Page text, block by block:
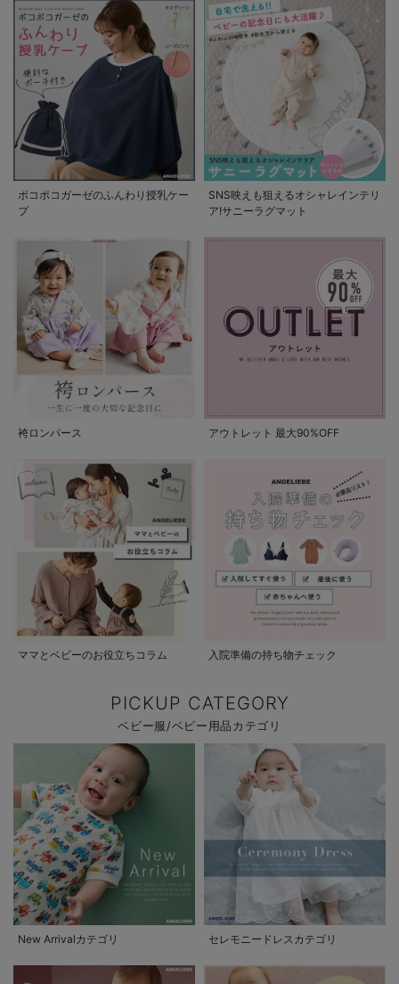
ポコポコガーゼのふんわり授乳ケー
プ
SNS映えも狙えるオシャレインテリ
ア!サニーラグマット
袴ロンパース アウトレット 最大90%OFF
ママとベビーのお役立ちコラム 入院準備の持ち物チェック
PICKUP CATEGORY
ベビー服/ベビー用品カテゴリ
New Arrivalカテゴリ セレモニードレスカテゴリ